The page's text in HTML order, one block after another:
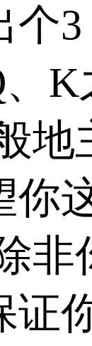
个
K
地
你
非
证